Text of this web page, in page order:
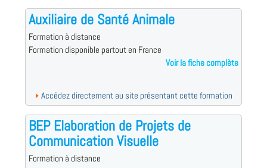
Auxiliaire de Santé Animale
Formation à distance
Formation disponible partout en France
Voir la fiche complète
Accédez directement au site présentant cette formation
BEP Elaboration de Projets de
Communication Visuelle
Formation à distance